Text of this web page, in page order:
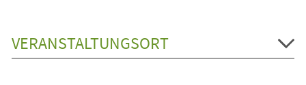
VERANSTALTUNGSORT